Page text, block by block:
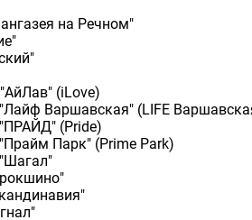
на Речном"
(iLove)
Варшавская" (LIFE
(Pride)
Парк" (Prime Park)